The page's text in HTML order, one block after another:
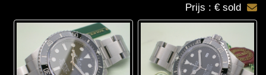
Prijs : € sold